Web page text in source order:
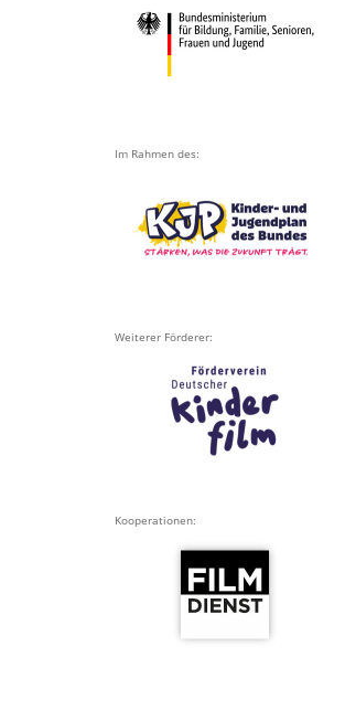
Im Rahmen des:
Weiterer Förderer:
Kooperationen: